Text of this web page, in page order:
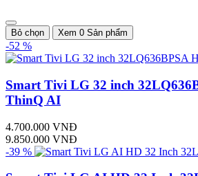
Bỏ chọn Xem 0 Sản phẩm
-52 %
Smart Tivi LG 32 inch
ThinQ AI
4.700.000 VNĐ
9.850.000 VNĐ
-39 %